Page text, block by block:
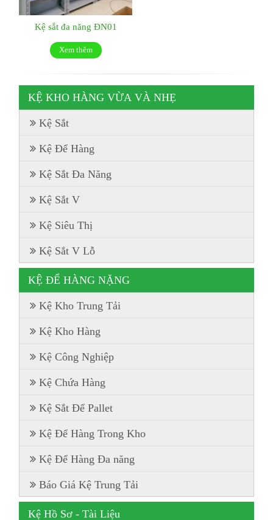
Kệ sắt đa năng ĐN01
Xem thêm
KỆ KHO HÀNG VỪA VÀ NHẸ
Kệ Sắt
Kệ Để Hàng
Kệ Sắt Đa Năng
Kệ Sắt V
Kệ Siêu Thị
Kệ Sắt V Lỗ
KỆ ĐỂ HÀNG NẶNG
Kệ Kho Trung Tải
Kệ Kho Hàng
Kệ Công Nghiệp
Kệ Chứa Hàng
Kệ Sắt Để Pallet
Kệ Để Hàng Trong Kho
Kệ Để Hàng Đa năng
Báo Giá Kệ Trung Tải
Kệ Hồ Sơ - Tài Liệu